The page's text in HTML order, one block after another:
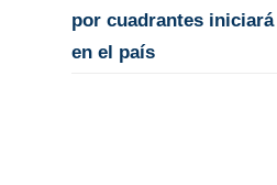
por cuadrantes
en el país